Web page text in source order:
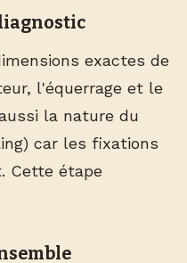
exactes de
l'équerrage et le
la nature du
car les fixations
Cette étape